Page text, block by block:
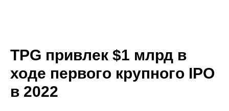
TPG привлек $1 млрд в
ходе первого крупного IPO
в 2022